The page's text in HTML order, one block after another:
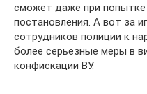
сможет даже при попытке
постановления. А вот за
сотрудников полиции к
более серьезные меры в
конфискации ВУ.